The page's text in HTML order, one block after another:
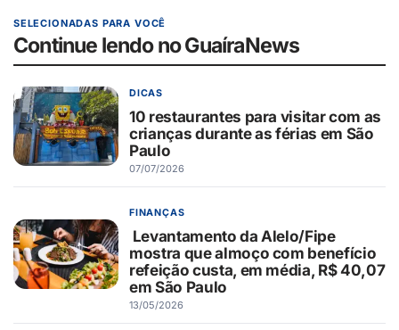
SELECIONADAS PARA VOCÊ
Continue lendo no GuaíraNews
DICAS
10 restaurantes para visitar com as
crianças durante as férias em São
Paulo
07/07/2026
FINANÇAS
Levantamento da Alelo/Fipe
mostra que almoço com benefício
refeição custa, em média, R$ 40,07
em São Paulo
13/05/2026